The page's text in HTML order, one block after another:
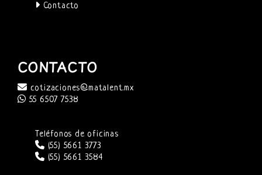
Contacto
CONTACTO
cotizaciones@matalent.mx
55 6507 7538
Teléfonos de oficinas
(55) 5661 3773
(55) 5661 3584